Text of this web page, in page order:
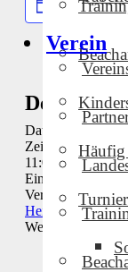
Häufig
Verein
Zum
Details
Datum:
Zeit:
11:00 - 15:00
Eintritt:
Heimspiel
Website: